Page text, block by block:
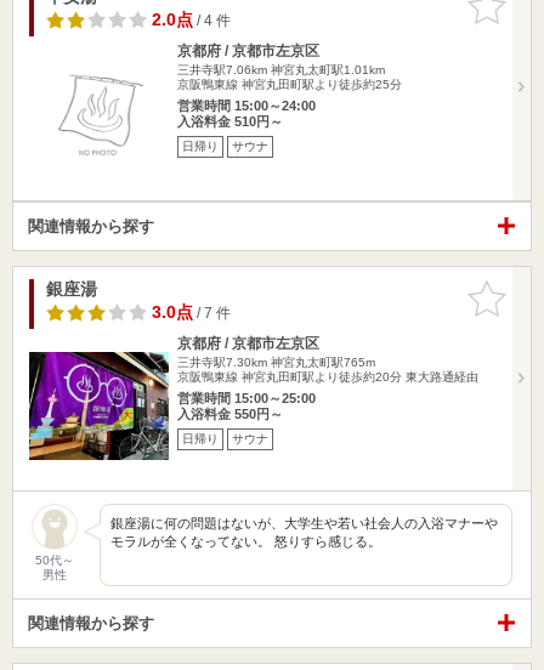
りに追加
2.0点/ 4 件
京都府 / 京都市左京区
三井寺駅7.06km 神宮丸太町駅1.01km
京阪鴨東線 神宮丸田町駅より徒歩約25分
営業時間 15:00～24:00
入浴料金 510円～
日帰り サウナ
関連情報から探す
お気に入
りに追加
銀座湯
3.0点/ 7 件
京都府 / 京都市左京区
三井寺駅7.30km 神宮丸太町駅765m
京阪鴨東線 神宮丸田町駅より徒歩約20分 東大路通経由
営業時間 15:00～25:00
入浴料金 550円～
日帰り サウナ
50代～
男性
銀座湯に何の問題はないが、大学生や若い社会人の入浴マナーや
モラルが全くなってない。 怒りすら感じる。
関連情報から探す